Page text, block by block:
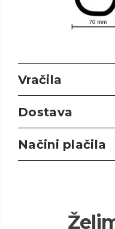
Vračila
Dostava
Načini plačila